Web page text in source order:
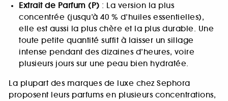
Extrait de Parfum (P) : La version la plus
concentrée (jusqu’à 40 % d’huiles essentielles),
elle est aussi la plus chère et la plus durable. Une
toute petite quantité suffit à laisser un sillage
intense pendant des dizaines d’heures, voire
plusieurs jours sur une peau bien hydratée.
La plupart des marques de luxe chez Sephora
proposent leurs parfums en plusieurs concentrations,